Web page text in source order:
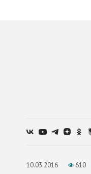
10.03.2016 610